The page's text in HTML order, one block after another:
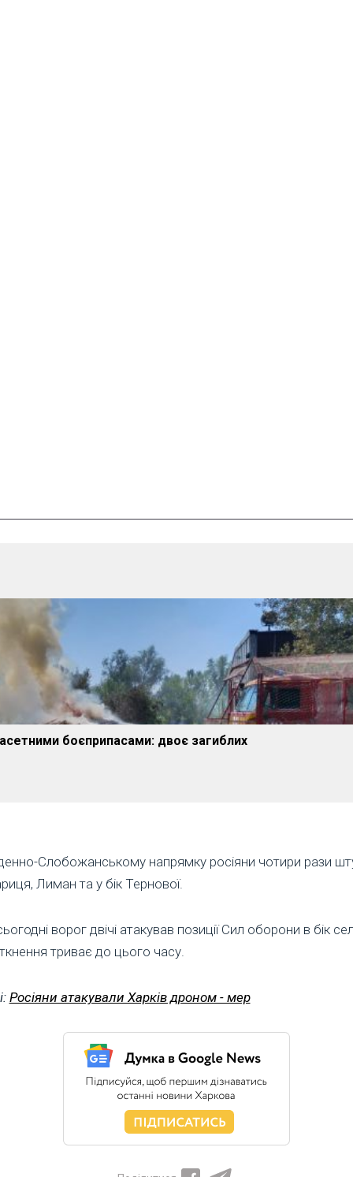
боєприпасами: двоє загиблих
Слобожанському напрямку росіяни чотири рази
Лиман та у бік Тернової.
ворог двічі атакував позиції Сил оборони в бік
триває до цього часу.
Росіяни атакували Харків дроном - мер